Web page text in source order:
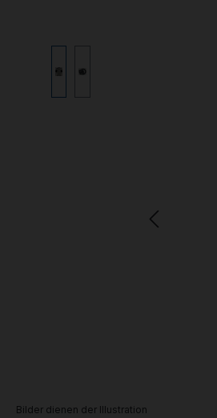
Bilder dienen der Illustration